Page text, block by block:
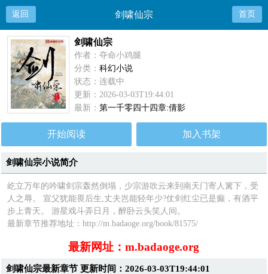
返回 剑啸仙宗 首页
剑啸仙宗
作者：夺命小鸡腿
分类：科幻小说
状态：连载中
更新：2026-03-03T19:44:01
最新：第一千零四十四章:倩影
开始阅读 加入书架
剑啸仙宗小说简介
屹立万年的吟啸剑宗轰然倒塌，少宗游吹云来到南天门寄人篱下，受
人之辱。 宣父犹能畏后生,丈夫岂能轻年少?仗剑红尘已是癫，有酒平
步上青天。 游星戏斗弄日月，醉卧云头笑人间。
最新章节推荐地址：http://m.badaoge.org/book/81575/
最新网址：m.badaoge.org
剑啸仙宗最新章节 更新时间：2026-03-03T19:44:01